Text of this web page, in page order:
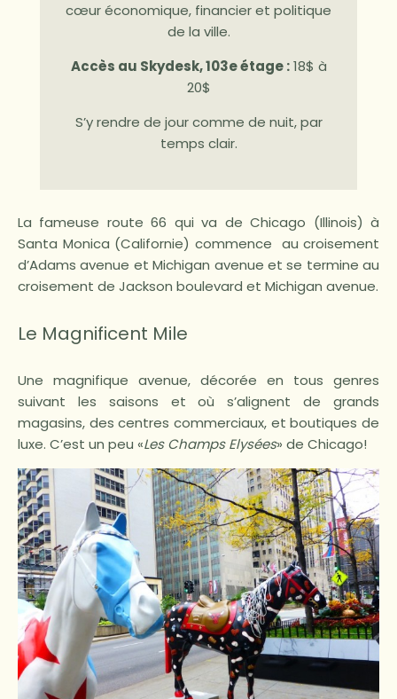
cœur économique, financier et politique
de la ville.
Accès au Skydesk, 103e étage :18$ à
20$
S’y rendre de jour comme de nuit, par
temps clair.
La fameuse route 66 qui va de Chicago (Illinois) à
Santa Monica (Californie) commence au croisement
d’Adams avenue et Michigan avenue et se termine au
croisement de Jackson boulevard et Michigan avenue.
Le Magnificent Mile
Une magnifique avenue, décorée en tous genres
suivant les saisons et où s’alignent de grands
magasins, des centres commerciaux, et boutiques de
luxe. C’est un peu «Les Champs Elysées» de Chicago!